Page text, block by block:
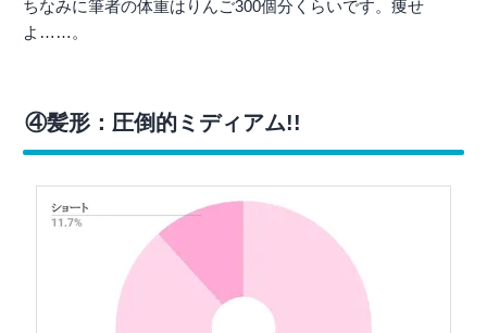
ちなみに筆者の体重はりんご300個分くらいです。痩せ
よ……。
④髪形：圧倒的ミディアム!!